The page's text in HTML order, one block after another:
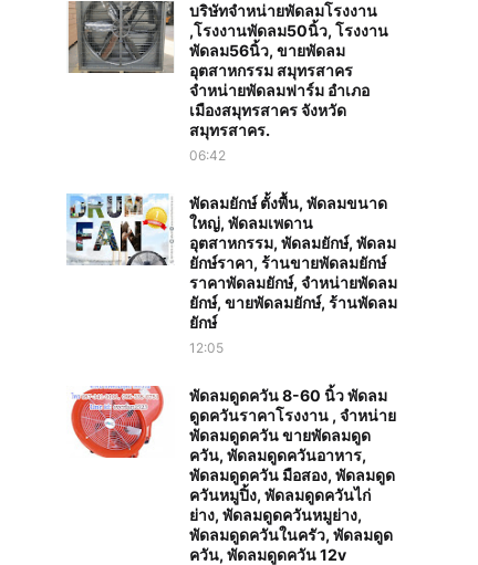
บริษัทจำหน่ายพัดลมโรงงาน
,โรงงานพัดลม50นิ้ว, โรงงาน
พัดลม56นิ้ว, ขายพัดลม
อุตสาหกรรม สมุทรสาคร
จำหน่ายพัดลมฟาร์ม อำเภอ
เมืองสมุทรสาคร จังหวัด
สมุทรสาคร.
06:42
พัดลมยักษ์ ตั้งพื้น, พัดลมขนาด
ใหญ่, พัดลมเพดาน
อุตสาหกรรม, พัดลมยักษ์, พัดลม
ยักษ์ราคา, ร้านขายพัดลมยักษ์
ราคาพัดลมยักษ์, จำหน่ายพัดลม
ยักษ์, ขายพัดลมยักษ์, ร้านพัดลม
ยักษ์
12:05
พัดลมดูดควัน 8-60 นิ้ว พัดลม
ดูดควันราคาโรงงาน , จำหน่าย
พัดลมดูดควัน ขายพัดลมดูด
ควัน, พัดลมดูดควันอาหาร,
พัดลมดูดควัน มือสอง, พัดลมดูด
ควันหมูปิ้ง, พัดลมดูดควันไก่
ย่าง, พัดลมดูดควันหมูย่าง,
พัดลมดูดควันในครัว, พัดลมดูด
ควัน, พัดลมดูดควัน 12v